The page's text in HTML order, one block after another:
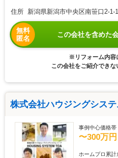
住所 新潟県新潟市中央区南笹口2-1-
無料
匿名
この会社を含めた
※リフォーム内容
この会社をご紹介できな
株式会社ハウジングシス
事例中心価格帯
〜300万円
ホームプロ累計